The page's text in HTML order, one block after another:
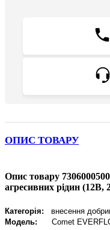
ОПИС ТОВАРУ
Опис товару
агресивних рідин (12В,
Категорія: внесення
Модель: Comet